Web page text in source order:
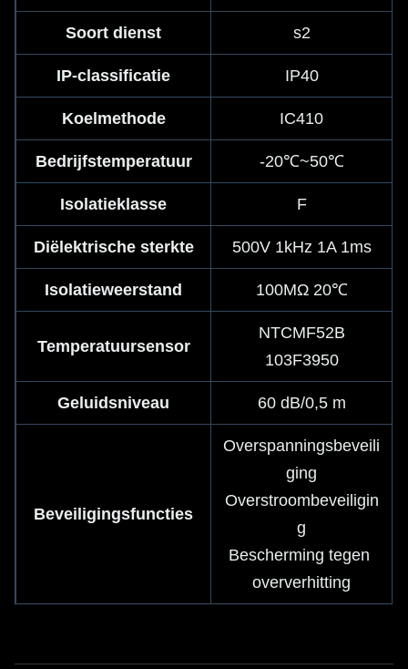
Soort dienst s2
IP-classificatie IP40
Koelmethode IC410
Bedrijfstemperatuur -20℃~50℃
Isolatieklasse F
Diëlektrische sterkte 500V 1kHz 1A 1ms
Isolatieweerstand 100MΩ 20℃
Temperatuursensor
NTCMF52B
103F3950
Geluidsniveau 60 dB/0,5 m
Beveiligingsfuncties
Overspanningsbeveili
ging
Overstroombeveiligin
g
Bescherming tegen
oververhitting